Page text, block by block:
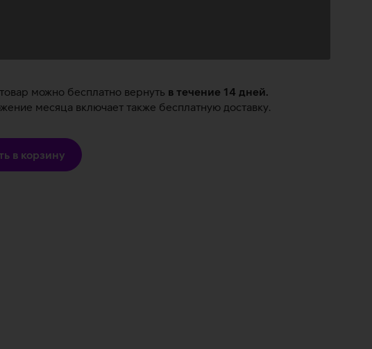
можно бесплатно вернуть в течение 14 дней.
месяца включает также бесплатную доставку.
в корзину